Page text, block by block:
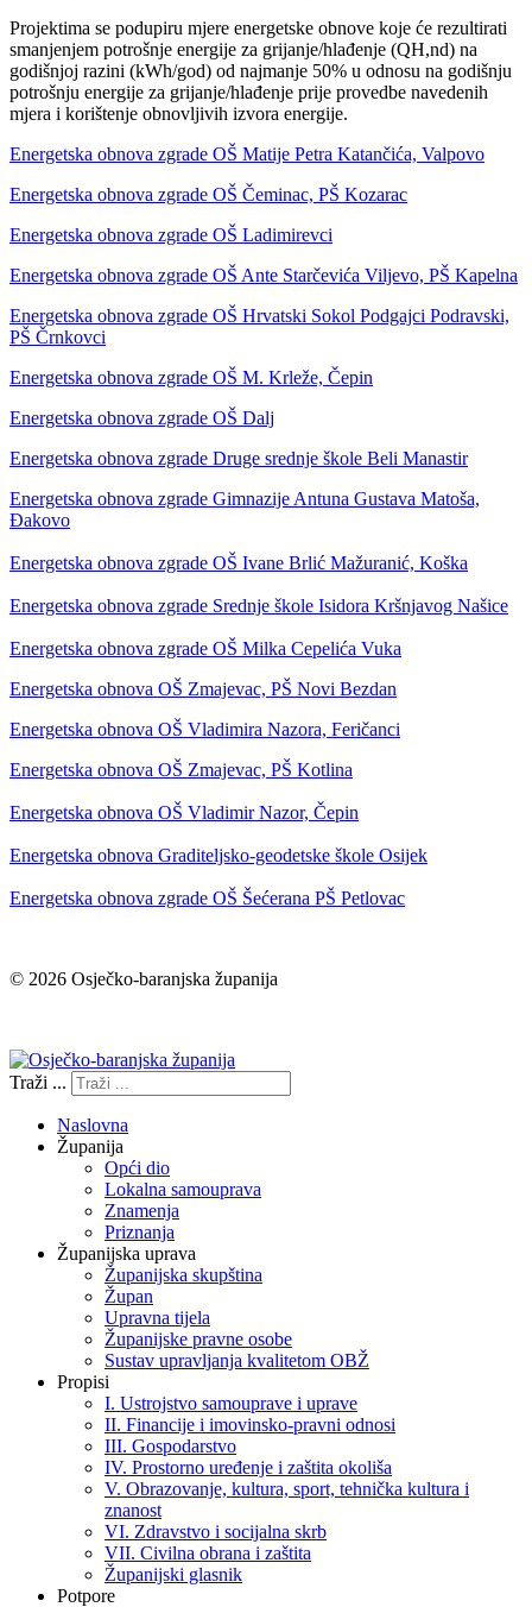
Projektima se podupiru mjere energetske obnove koje će rezultirati
smanjenjem potrošnje energije za grijanje/hlađenje (QH,nd) na
godišnjoj razini (kWh/god) od najmanje 50% u odnosu na godišnju
potrošnju energije za grijanje/hlađenje prije provedbe navedenih
mjera i korištenje obnovljivih izvora energije.
Energetska obnova zgrade OŠ Matije Petra Katančića, Valpovo
Energetska obnova zgrade OŠ Čeminac, PŠ Kozarac
Energetska obnova zgrade OŠ Ladimirevci
Energetska obnova zgrade OŠ Ante Starčevića Viljevo, PŠ Kapelna
Energetska obnova zgrade OŠ Hrvatski Sokol Podgajci Podravski,
PŠ Črnkovci
Energetska obnova zgrade OŠ M. Krleže, Čepin
Energetska obnova zgrade OŠ Dalj
Energetska obnova zgrade Druge srednje škole Beli Manastir
Energetska obnova zgrade Gimnazije Antuna Gustava Matoša,
Đakovo
Energetska obnova zgrade OŠ Ivane Brlić Mažuranić, Koška
Energetska obnova zgrade Srednje škole Isidora Kršnjavog Našice
Energetska obnova zgrade OŠ Milka Cepelića Vuka
Energetska obnova OŠ Zmajevac, PŠ Novi Bezdan
Energetska obnova OŠ Vladimira Nazora, Feričanci
Energetska obnova OŠ Zmajevac, PŠ Kotlina
Energetska obnova OŠ Vladimir Nazor, Čepin
Energetska obnova Graditeljsko-geodetske škole Osijek
Energetska obnova zgrade OŠ Šećerana PŠ Petlovac
© 2026 Osječko-baranjska županija
Traži ...
Naslovna
Županija
Opći dio
Lokalna samouprava
Znamenja
Priznanja
Županijska uprava
Županijska skupština
Župan
Upravna tijela
Županijske pravne osobe
Sustav upravljanja kvalitetom OBŽ
Propisi
I. Ustrojstvo samouprave i uprave
II. Financije i imovinsko-pravni odnosi
III. Gospodarstvo
IV. Prostorno uređenje i zaštita okoliša
V. Obrazovanje, kultura, sport, tehnička kultura i
znanost
VI. Zdravstvo i socijalna skrb
VII. Civilna obrana i zaštita
Županijski glasnik
Potpore